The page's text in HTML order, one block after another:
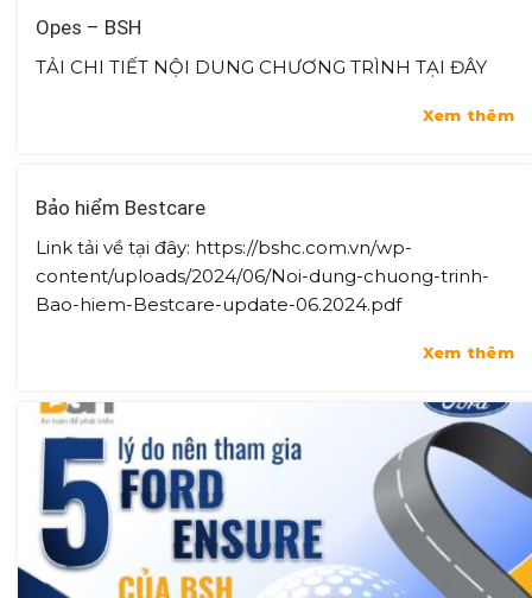
Opes – BSH
TẢI CHI TIẾT NỘI DUNG CHƯƠNG TRÌNH TẠI ĐÂY
Xem thêm
Bảo hiểm Bestcare
Link tải về tại đây: https://bshc.com.vn/wp-
content/uploads/2024/06/Noi-dung-chuong-trinh-
Bao-hiem-Bestcare-update-06.2024.pdf
Xem thêm